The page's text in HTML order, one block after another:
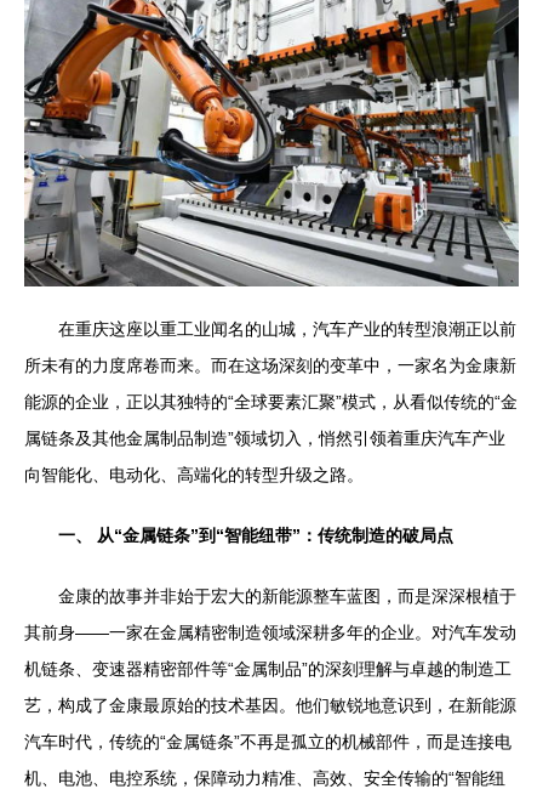
在重庆这座以重工业闻名的山城，汽车产业的转型浪潮正以前
所未有的力度席卷而来。而在这场深刻的变革中，一家名为金康新
能源的企业，正以其独特的“全球要素汇聚”模式，从看似传统的“金
属链条及其他金属制品制造”领域切入，悄然引领着重庆汽车产业
向智能化、电动化、高端化的转型升级之路。
一、 从“金属链条”到“智能纽带”：传统制造的破局点
金康的故事并非始于宏大的新能源整车蓝图，而是深深根植于
其前身——一家在金属精密制造领域深耕多年的企业。对汽车发动
机链条、变速器精密部件等“金属制品”的深刻理解与卓越的制造工
艺，构成了金康最原始的技术基因。他们敏锐地意识到，在新能源
汽车时代，传统的“金属链条”不再是孤立的机械部件，而是连接电
机、电池、电控系统，保障动力精准、高效、安全传输的“智能纽